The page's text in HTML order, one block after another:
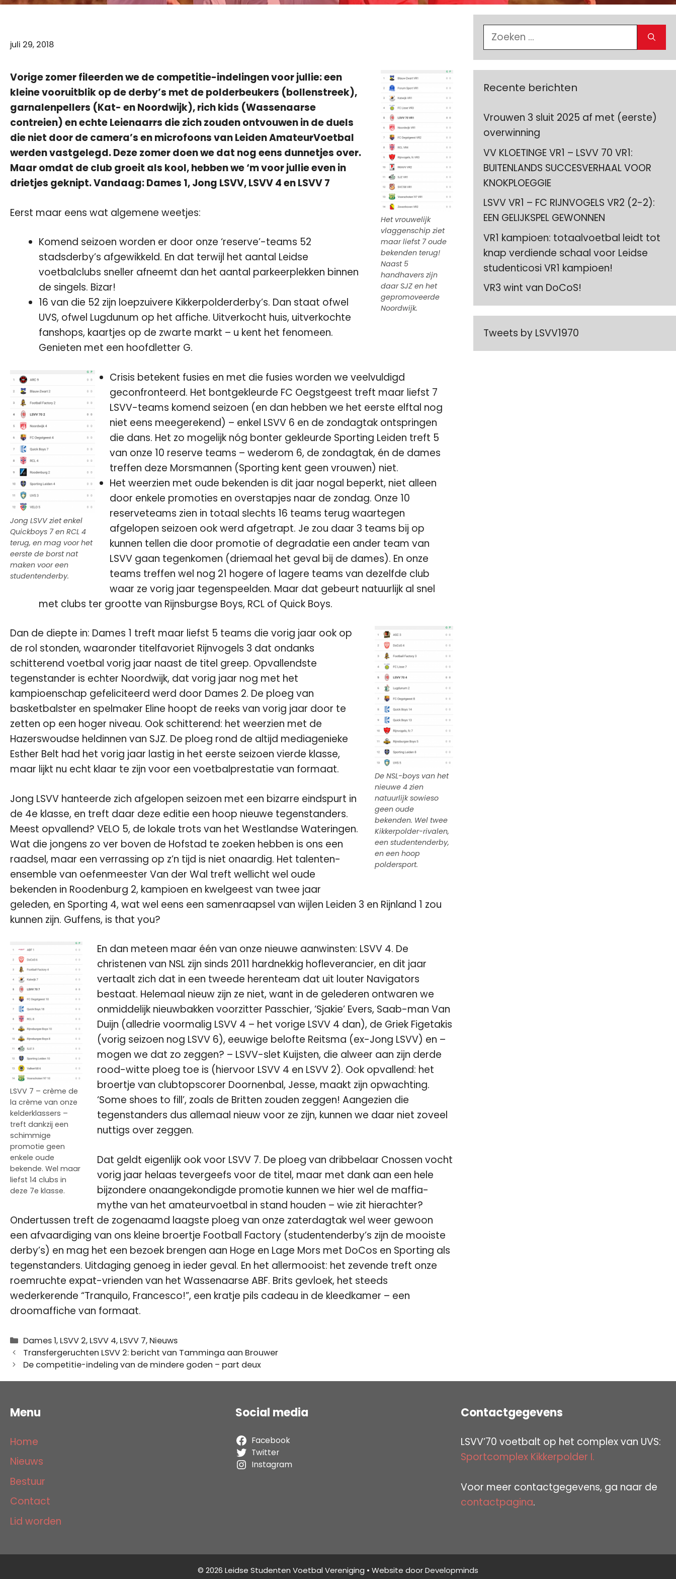
juli 29, 2018
Het vrouwelijk
vlaggenschip ziet
maar liefst 7 oude
bekenden terug!
Naast 5
handhavers zijn
daar SJZ en het
gepromoveerde
Noordwijk.
Vorige zomer fileerden we de competitie-indelingen voor jullie: een
kleine vooruitblik op de derby’s met de polderbeukers (bollenstreek),
garnalenpellers (Kat- en Noordwijk), rich kids (Wassenaarse
contreien) en echte Leienaarrs die zich zouden ontvouwen in de duels
die niet door de camera’s en microfoons van Leiden AmateurVoetbal
werden vastgelegd. Deze zomer doen we dat nog eens dunnetjes over.
Maar omdat de club groeit als kool, hebben we ‘m voor jullie even in
drietjes geknipt. Vandaag: Dames 1, Jong LSVV, LSVV 4 en LSVV 7
Eerst maar eens wat algemene weetjes:
Komend seizoen worden er door onze ‘reserve’-teams 52
stadsderby’s afgewikkeld. En dat terwijl het aantal Leidse
voetbalclubs sneller afneemt dan het aantal parkeerplekken binnen
de singels. Bizar!
16 van die 52 zijn loepzuivere Kikkerpolderderby’s. Dan staat ofwel
UVS, ofwel Lugdunum op het affiche. Uitverkocht huis, uitverkochte
fanshops, kaartjes op de zwarte markt – u kent het fenomeen.
Genieten met een hoofdletter G.
Jong LSVV ziet enkel
Quickboys 7 en RCL 4
terug, en mag voor het
eerste de borst nat
maken voor een
studentenderby.
Crisis betekent fusies en met die fusies worden we veelvuldigd
geconfronteerd. Het bontgekleurde FC Oegstgeest treft maar liefst 7
LSVV-teams komend seizoen (en dan hebben we het eerste elftal nog
niet eens meegerekend) – enkel LSVV 6 en de zondagtak ontspringen
die dans. Het zo mogelijk nóg bonter gekleurde Sporting Leiden treft 5
van onze 10 reserve teams – wederom 6, de zondagtak, én de dames
treffen deze Morsmannen (Sporting kent geen vrouwen) niet.
Het weerzien met oude bekenden is dit jaar nogal beperkt, niet alleen
door enkele promoties en overstapjes naar de zondag. Onze 10
reserveteams zien in totaal slechts 16 teams terug waartegen
afgelopen seizoen ook werd afgetrapt. Je zou daar 3 teams bij op
kunnen tellen die door promotie of degradatie een ander team van
LSVV gaan tegenkomen (driemaal het geval bij de dames). En onze
teams treffen wel nog 21 hogere of lagere teams van dezelfde club
waar ze vorig jaar tegenspeelden. Maar dat gebeurt natuurlijk al snel
met clubs ter grootte van Rijnsburgse Boys, RCL of Quick Boys.
De NSL-boys van het
nieuwe 4 zien
natuurlijk sowieso
geen oude
bekenden. Wel twee
Kikkerpolder-rivalen,
een studentenderby,
en een hoop
poldersport.
Dan de diepte in: Dames 1 treft maar liefst 5 teams die vorig jaar ook op
de rol stonden, waaronder titelfavoriet Rijnvogels 3 dat ondanks
schitterend voetbal vorig jaar naast de titel greep. Opvallendste
tegenstander is echter Noordwijk, dat vorig jaar nog met het
kampioenschap gefeliciteerd werd door Dames 2. De ploeg van
basketbalster en spelmaker Eline hoopt de reeks van vorig jaar door te
zetten op een hoger niveau. Ook schitterend: het weerzien met de
Hazerswoudse heldinnen van SJZ. De ploeg rond de altijd mediagenieke
Esther Belt had het vorig jaar lastig in het eerste seizoen vierde klasse,
maar lijkt nu echt klaar te zijn voor een voetbalprestatie van formaat.
Jong LSVV hanteerde zich afgelopen seizoen met een bizarre eindspurt in
de 4e klasse, en treft daar deze editie een hoop nieuwe tegenstanders.
Meest opvallend? VELO 5, de lokale trots van het Westlandse Wateringen.
Wat die jongens zo ver boven de Hofstad te zoeken hebben is ons een
raadsel, maar een verrassing op z’n tijd is niet onaardig. Het talenten-
ensemble van oefenmeester Van der Wal treft wellicht wel oude
bekenden in Roodenburg 2, kampioen en kwelgeest van twee jaar
geleden, en Sporting 4, wat wel eens een samenraapsel van wijlen Leiden 3 en Rijnland 1 zou
kunnen zijn. Guffens, is that you?
LSVV 7 – crème de
la crème van onze
kelderklassers –
treft dankzij een
schimmige
promotie geen
enkele oude
bekende. Wel maar
liefst 14 clubs in
deze 7e klasse.
En dan meteen maar één van onze nieuwe aanwinsten: LSVV 4. De
christenen van NSL zijn sinds 2011 hardnekkig hofleverancier, en dit jaar
vertaalt zich dat in een tweede herenteam dat uit louter Navigators
bestaat. Helemaal nieuw zijn ze niet, want in de gelederen ontwaren we
onmiddelijk nieuwbakken voorzitter Passchier, ‘Sjakie’ Evers, Saab-man Van
Duijn (alledrie voormalig LSVV 4 – het vorige LSVV 4 dan), de Griek Figetakis
(vorig seizoen nog LSVV 6), eeuwige belofte Reitsma (ex-Jong LSVV) en –
mogen we dat zo zeggen? – LSVV-slet Kuijsten, die alweer aan zijn derde
rood-witte ploeg toe is (hiervoor LSVV 4 en LSVV 2). Ook opvallend: het
broertje van clubtopscorer Doornenbal, Jesse, maakt zijn opwachting.
‘Some shoes to fill’, zoals de Britten zouden zeggen! Aangezien die
tegenstanders dus allemaal nieuw voor ze zijn, kunnen we daar niet zoveel
nuttigs over zeggen.
Dat geldt eigenlijk ook voor LSVV 7. De ploeg van dribbelaar Cnossen vocht
vorig jaar helaas tevergeefs voor de titel, maar met dank aan een hele
bijzondere onaangekondigde promotie kunnen we hier wel de maffia-
mythe van het amateurvoetbal in stand houden – wie zit hierachter?
Ondertussen treft de zogenaamd laagste ploeg van onze zaterdagtak wel weer gewoon
een afvaardiging van ons kleine broertje Football Factory (studentenderby’s zijn de mooiste
derby’s) en mag het een bezoek brengen aan Hoge en Lage Mors met DoCos en Sporting als
tegenstanders. Uitdaging genoeg in ieder geval. En het allermooist: het zevende treft onze
roemruchte expat-vrienden van het Wassenaarse ABF. Brits gevloek, het steeds
wederkerende “Tranquilo, Francesco!”, een kratje pils cadeau in de kleedkamer – een
droomaffiche van formaat.
Categorieën
Dames 1, LSVV 2, LSVV 4, LSVV 7, Nieuws
Transfergeruchten LSVV 2: bericht van Tamminga aan Brouwer
De competitie-indeling van de mindere goden – part deux
Zoek
naar:
Recente berichten
Vrouwen 3 sluit 2025 af met (eerste)
overwinning
VV KLOETINGE VR1 – LSVV 70 VR1:
BUITENLANDS SUCCESVERHAAL VOOR
KNOKPLOEGGIE
LSVV VR1 – FC RIJNVOGELS VR2 (2-2):
EEN GELIJKSPEL GEWONNEN
VR1 kampioen: totaalvoetbal leidt tot
knap verdiende schaal voor Leidse
studenticosi VR1 kampioen!
VR3 wint van DoCoS!
Tweets by LSVV1970
Menu
Home
Nieuws
Bestuur
Contact
Lid worden
Social media
Facebook
Twitter
Instagram
Contactgegevens
LSVV’70 voetbalt op het complex van UVS:
Sportcomplex Kikkerpolder I.
Voor meer contactgegevens, ga naar de
contactpagina.
© 2026 Leidse Studenten Voetbal Vereniging • Website doorDevelopminds